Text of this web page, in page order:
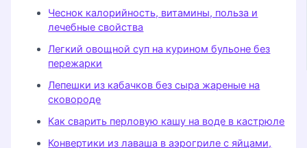
Чеснок калорийность, витамины, польза и
лечебные свойства
Легкий овощной суп на курином бульоне без
пережарки
Лепешки из кабачков без сыра жареные на
сковороде
Как сварить перловую кашу на воде в кастрюле
Конвертики из лаваша в аэрогриле с яйцами,